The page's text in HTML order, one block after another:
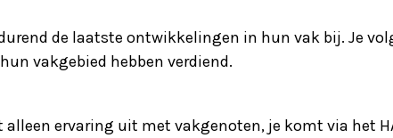
de laatste ontwikkelingen in hun vak bij. Je
vakgebied hebben verdiend.
alleen ervaring uit met vakgenoten, je komt via het